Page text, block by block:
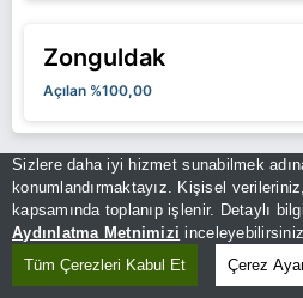
Sizlere daha iyi hizmet sunabilmek
konumlandırmaktayız. Kişisel
kapsamında toplanıp işlenir. Detaylı
Aydınlatma Metnimizi
Tüm Çerezleri Kabul Et
Çerez
Zonguldak
Açılan %100,00
Eski Seçim Sonuçları
2018 Genel Seçim